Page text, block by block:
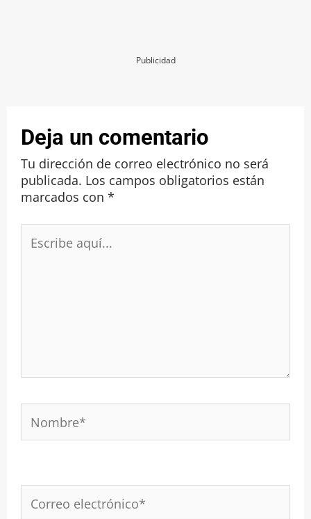
Publicidad
Deja un comentario
Tu dirección de correo electrónico no será
publicada. Los campos obligatorios están
marcados con *
aquí...
electrónico*